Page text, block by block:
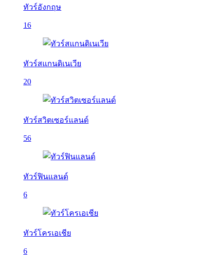
ทัวร์อังกฤษ
16
ทัวร์สแกนดิเนเวีย
20
ทัวร์สวิตเซอร์แลนด์
56
ทัวร์ฟินแลนด์
6
ทัวร์โครเอเชีย
6